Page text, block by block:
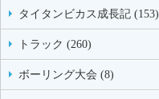
タイタンビカス成長記 (153)
トラック (260)
ボーリング大会 (8)